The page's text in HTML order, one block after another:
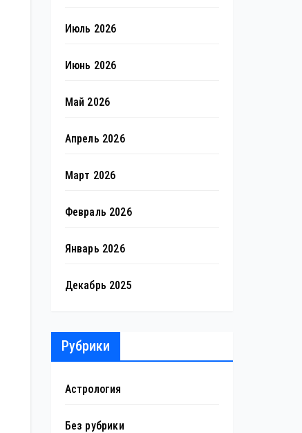
Июль 2026
Июнь 2026
Май 2026
Апрель 2026
Март 2026
Февраль 2026
Январь 2026
Декабрь 2025
Рубрики
Астрология
Без рубрики